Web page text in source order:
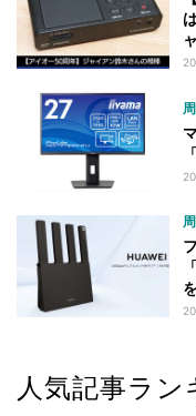
人気記事ラン